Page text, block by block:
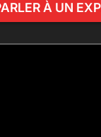
À UN